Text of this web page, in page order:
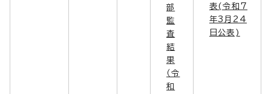
部
監
査
結
果
（令
和
表(令和7
年3月24
日公表)